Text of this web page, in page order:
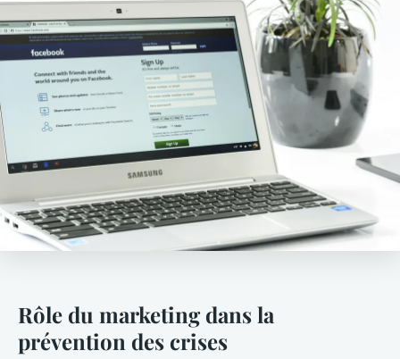
Rôle du marketing dans la
prévention des crises